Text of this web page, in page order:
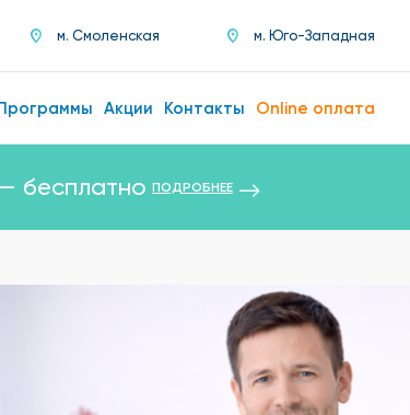
м. Смоленская м. Юго-Западная
Акции Контакты Online оплата
бесплатно ПОДРОБНЕЕ